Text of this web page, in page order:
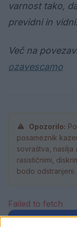
varnost tako,
previdni in vidni.
Več na
ozavescamo
Opozorilo:
posameznik
sovraštva, nasilja
rasističnimi,
bodo odstranjeni.
Failed to fetch